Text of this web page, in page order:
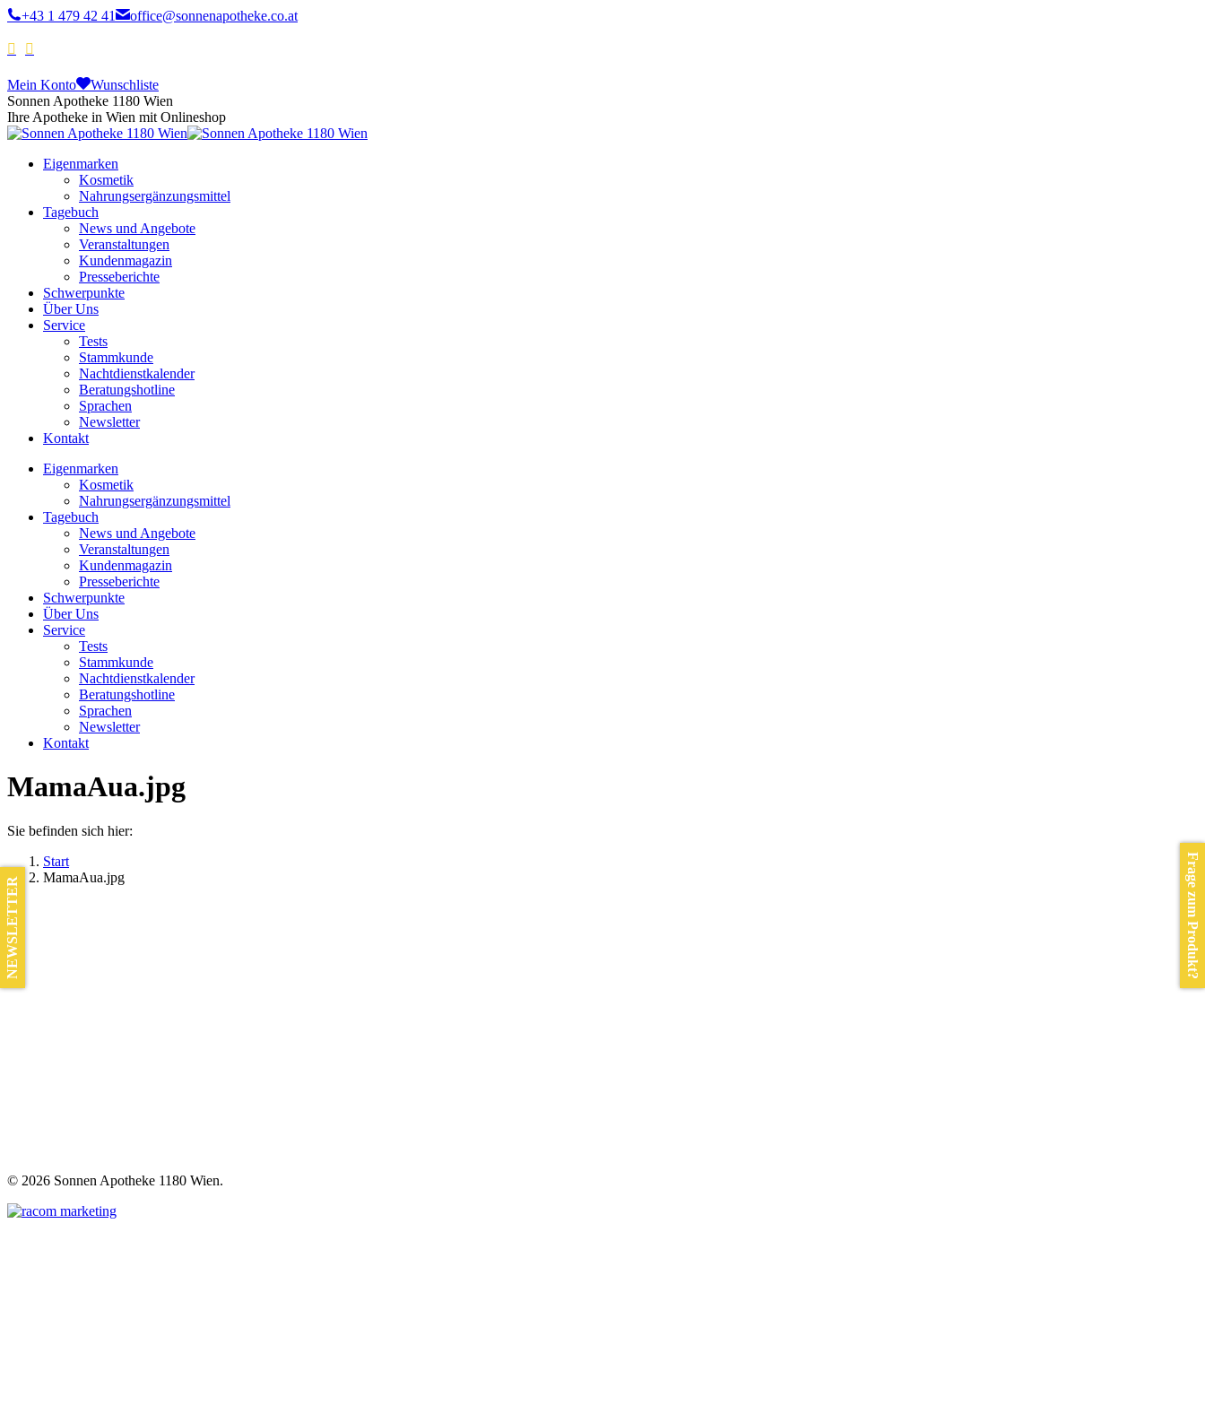
+43 1 479 42 41 office@sonnenapotheke.co.at
Mein Konto
Wunschliste
Sonnen Apotheke 1180 Wien
Ihre Apotheke in Wien mit Onlineshop
Eigenmarken
Kosmetik
Nahrungsergänzungsmittel
Tagebuch
News und Angebote
Veranstaltungen
Kundenmagazin
Presseberichte
Schwerpunkte
Über Uns
Service
Tests
Stammkunde
Nachtdienstkalender
Beratungshotline
Sprachen
Newsletter
Kontakt
Eigenmarken
Kosmetik
Nahrungsergänzungsmittel
Tagebuch
News und Angebote
Veranstaltungen
Kundenmagazin
Presseberichte
Schwerpunkte
Über Uns
Service
Tests
Stammkunde
Nachtdienstkalender
Beratungshotline
Sprachen
Newsletter
Kontakt
MamaAua.jpg
Sie befinden sich hier:
Start
MamaAua.jpg
© 2026 Sonnen Apotheke 1180 Wien.
Frage zum Produkt?
NEWSLETTER